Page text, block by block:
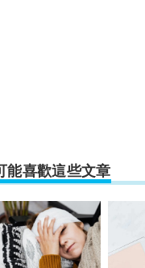
能喜歡這些文章